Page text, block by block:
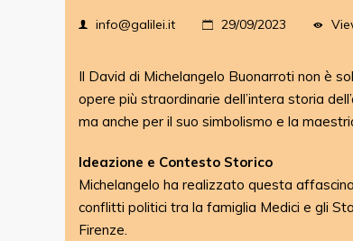
info@galilei.it 29/09/2023
Il David di Michelangelo Buonarroti non è
opere più straordinarie dell’intera storia
ma anche per il suo simbolismo e la
Ideazione e Contesto Storico
Michelangelo ha realizzato questa
conflitti politici tra la famiglia Medici e gli
Firenze.